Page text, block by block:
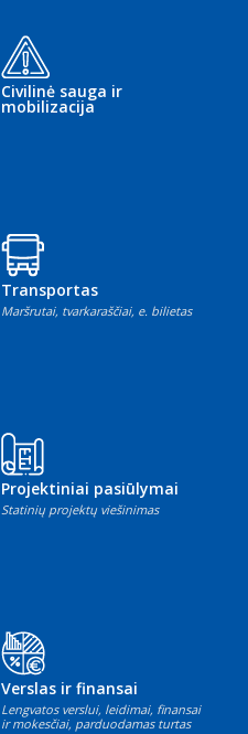
Civilinė sauga ir
mobilizacija
Transportas
Maršrutai, tvarkaraščiai, e. bilietas
Projektiniai pasiūlymai
Statinių projektų viešinimas
Verslas ir finansai
Lengvatos verslui, leidimai, finansai
ir mokesčiai, parduodamas turtas